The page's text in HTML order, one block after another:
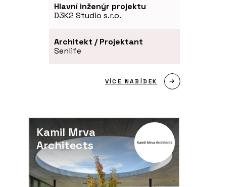
Hlavní inženýr projektu
D3K2 Studio s.r.o.
Architekt / Projektant
Senlife
VÍCE NABÍDEK
Kamil Mrva
Architects